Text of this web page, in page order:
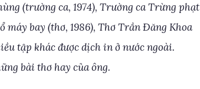
(trường ca, 1974), Trường ca Trừng phạt
máy bay (thơ, 1986), Thơ Trần Ðăng Khoa
tập khác được dịch in ở nước ngoài.
bài thơ hay của ông.